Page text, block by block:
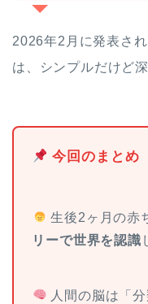
2026年2月に発表さ
は、シンプルだけど
今回のまとめ
生後2ヶ月の赤
リーで世界を認識
人間の脳は「